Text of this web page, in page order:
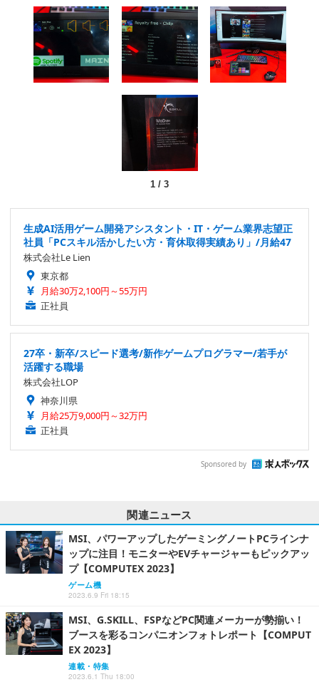
1/ 3
生成AI活用ゲーム開発アシスタント・IT・ゲーム業界志望正
社員「PCスキル活かしたい方・育休取得実績あり」/月給47
株式会社Le Lien
東京都
月給30万2,100円～55万円
正社員
27卒・新卒/スピード選考/新作ゲームプログラマー/若手が
活躍する職場
株式会社LOP
神奈川県
月給25万9,000円～32万円
正社員
Sponsored by
関連ニュース
MSI、パワーアップしたゲーミングノートPCラインナ
ップに注目！モニターやEVチャージャーもピックアッ
プ【COMPUTEX 2023】
ゲーム機
2023.6.9 Fri 18:15
MSI、G.SKILL、FSPなどPC関連メーカーが勢揃い！
ブースを彩るコンパニオンフォトレポート【COMPUT
EX 2023】
連載・特集
2023.6.1 Thu 18:00